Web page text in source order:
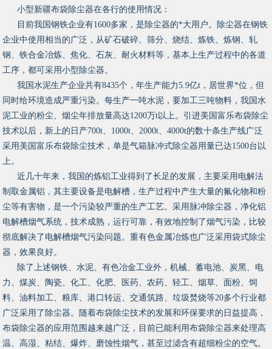
小型新疆布袋除尘器在各行的使用情况：
目前我国钢铁企业有1600多家，是除尘器的*大用户。除尘器在钢铁
企业中使用相当的广泛，从矿石破碎、筛分、烧结、炼铁、炼钢、轧
钢、铁合金冶炼、焦化、石灰、耐火材料等，基本上生产过程中的各道
工序，都可采用小型除尘器。
我国水泥生产企业共有8435个，年生产能力5.9亿t，居世界*位，但
同时给环境造成严重污染。每生产一吨水泥，要加工三吨物料，我国水
泥工业的粉尘、烟尘年排放量高达1200万t以上。引进美国富乐布袋除尘
技术以后，新上的日产700t、1000t、2000t、4000t的数十条生产线广泛
采用美国富乐布袋除尘技术，单是气箱脉冲式除尘器用量已达1500台以
上。
近几十年来，我国的炼铝工业得到了长足的发展，主要采用电解法
制取金属铝，其主要设备是电解槽，生产过程中产生大量的氟化物和粉
尘等有害物，是一个污染较严重的生产工艺。采用脉冲除尘器，净化铝
电解槽烟气系统，技术成熟，运行可靠，有效地控制了烟气污染，比较
彻底解决了电解槽烟气污染问题。重有色金属冶炼也广泛采用袋式除尘
器，效果良好。
除了上述钢铁、水泥、有色冶金工业外，机械、蓄电池、炭黑、电
力、煤炭、陶瓷、化工、化肥、医药、农药、轻工、烟草、面粉、饲
料、油料加工、粮库、港口转运、交通筑路、垃圾焚烧等20多个行业都
广泛采用了除尘器。随着布袋除尘技术的发展和环保要求的日益提高，
布袋除尘器的应用范围越来越广泛，目前已能利用布袋除尘器来处理高
温、高湿、粘结、爆炸、磨蚀性烟气，甚至过滤含有超细粉尘的空气。